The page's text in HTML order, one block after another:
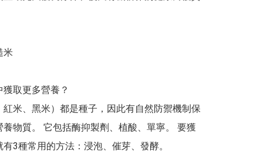
米
取更多營養？
紅米、黑米）都是種子，因此有自然防禦機制保
養物質。 它包括酶抑製劑、植酸、單寧。 要獲
3種常用的方法：浸泡、催芽、發酵。